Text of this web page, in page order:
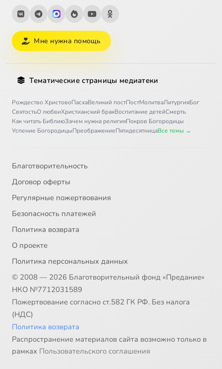
Мне нужна помощь
Тематические страницы медиатеки
Рождество ХристовоПасхаВеликий постПостМолитваЛитургияБог
СвятостьО любвиХристианский бракВоспитание детейСмерть
Как читать БиблиюЗачем нужна религияПокров Богородицы
Успение БогородицыПреображениеПятидесятницаВсе темы →
Благотворительность
Договор оферты
Регулярные пожертвования
Безопасность платежей
Политика возврата
О проекте
Политика персональных данных
© 2008 — 2026 Благотворительный фонд «Предание»
НКО №7712031589
Пожертвование согласно ст.582 ГК РФ. Без налога
(НДС)
Политика возврата
Распространение материалов сайта возможно только в
рамках Пользовательского соглашения